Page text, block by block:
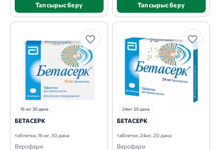
Тапсырыс беру Тапсырыс беру
16 мг 30 дана
БЕТАСЕРК
таблетки, 16 мг, 30 дана
Верофарм
24мг 20 дана
БЕТАСЕРК
таблетки, 24мг, 20 дана
Верофарм